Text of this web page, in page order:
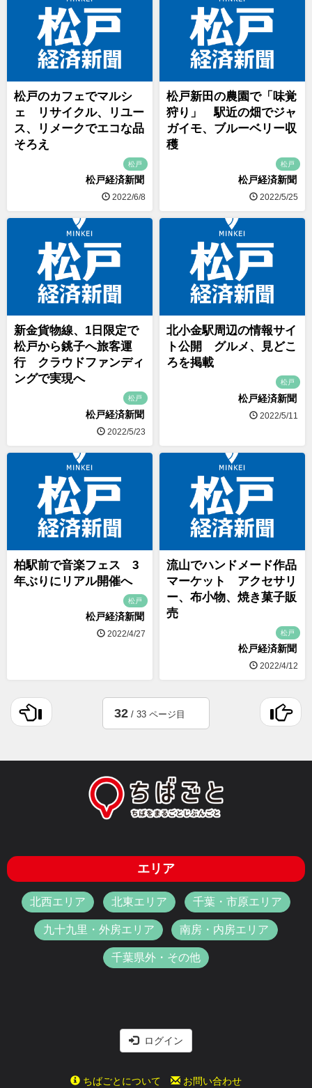
松戸のカフェでマルシ
ェ リサイクル、リユー
ス、リメークでエコな品
そろえ
松戸
松戸経済新聞
2022/6/8
松戸新田の農園で「味覚
狩り」 駅近の畑でジャ
ガイモ、ブルーベリー収
穫
松戸
松戸経済新聞
2022/5/25
新金貨物線、1日限定で
松戸から銚子へ旅客運
行 クラウドファンディ
ングで実現へ
松戸
松戸経済新聞
2022/5/23
北小金駅周辺の情報サイ
ト公開 グルメ、見どこ
ろを掲載
松戸
松戸経済新聞
2022/5/11
柏駅前で音楽フェス 3
年ぶりにリアル開催へ
松戸
松戸経済新聞
2022/4/27
流山でハンドメード作品
マーケット アクセサリ
ー、布小物、焼き菓子販
売
松戸
松戸経済新聞
2022/4/12
32 / 33 ページ目
エリア
北西エリア 北東エリア 千葉・市原エリア
九十九里・外房エリア 南房・内房エリア
千葉県外・その他
ログイン
ちばごとについて お問い合わせ